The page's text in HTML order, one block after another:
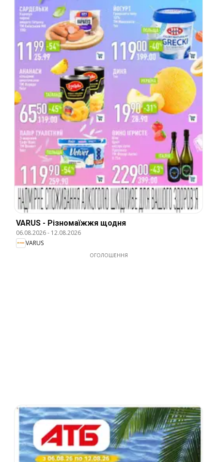
VARUS - Різномаїжжя щодня
06.08.2026- 12.08.2026
VARUS
ОГОЛОШЕННЯ